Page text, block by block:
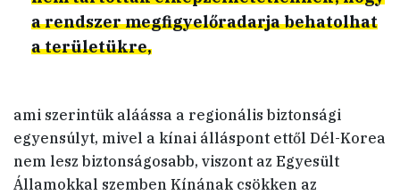
a rendszer megfigyelőradarja behatolhat
a területükre,
ami szerintük aláássa a regionális biztonsági
egyensúlyt, mivel a kínai álláspont ettől Dél-Korea
nem lesz biztonságosabb, viszont az Egyesült
Államokkal szemben Kínának csökken az